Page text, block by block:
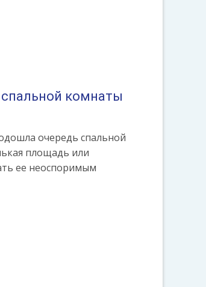
комнаты
очередь спальной
площадь или
ее неоспоримым